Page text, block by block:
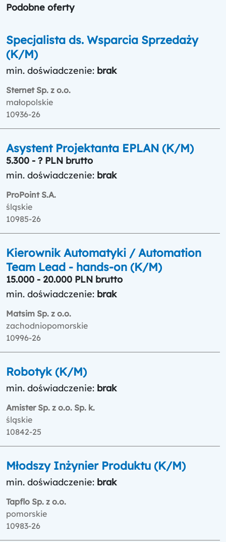
Podobne oferty
Specjalista ds. Wsparcia Sprzedaży
(K/M)
min. doświadczenie: brak
Sternet Sp. z o.o.
małopolskie
10936-26
Asystent Projektanta EPLAN (K/M)
5.300 - ? PLN brutto
min. doświadczenie: brak
ProPoint S.A.
śląskie
10985-26
Kierownik Automatyki / Automation
Team Lead - hands-on (K/M)
15.000 - 20.000 PLN brutto
min. doświadczenie: brak
Matsim Sp. z o.o.
zachodniopomorskie
10996-26
Robotyk (K/M)
min. doświadczenie: brak
Amister Sp. z o.o. Sp. k.
śląskie
10842-25
Młodszy Inżynier Produktu (K/M)
min. doświadczenie: brak
Tapflo Sp. z o.o.
pomorskie
10983-26